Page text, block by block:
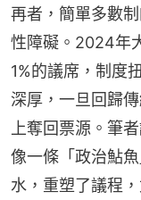
再者，簡單多數
性障礙。2024年
1%的議席，制度
深厚，一旦回歸
上奪回票源。筆
像一條「政治鮎
水，重塑了議程